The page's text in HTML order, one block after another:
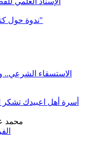
ندوة حول كتاب "العدالة الاجتماعية في الإسلام"
الاستسقاء الشرعي..
أسرة أهل اعبيدك تشكر